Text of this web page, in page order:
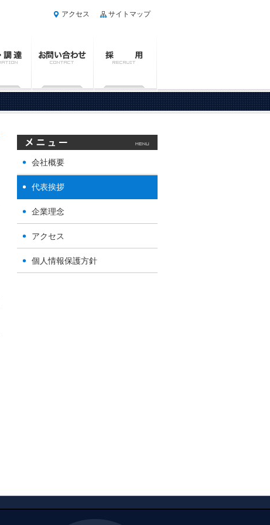
アクセス サイトマップ
会社概要
代表挨拶
企業理念
アクセス
個人情報保護方針